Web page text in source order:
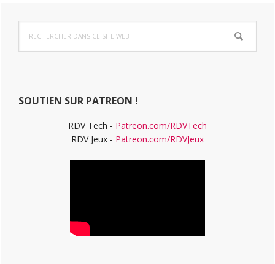
Barre
latérale
dans
ce
SOUTIEN SUR PATREON !
RDV Tech - Patreon.com/RDVTech
RDV Jeux - Patreon.com/RDVJeux